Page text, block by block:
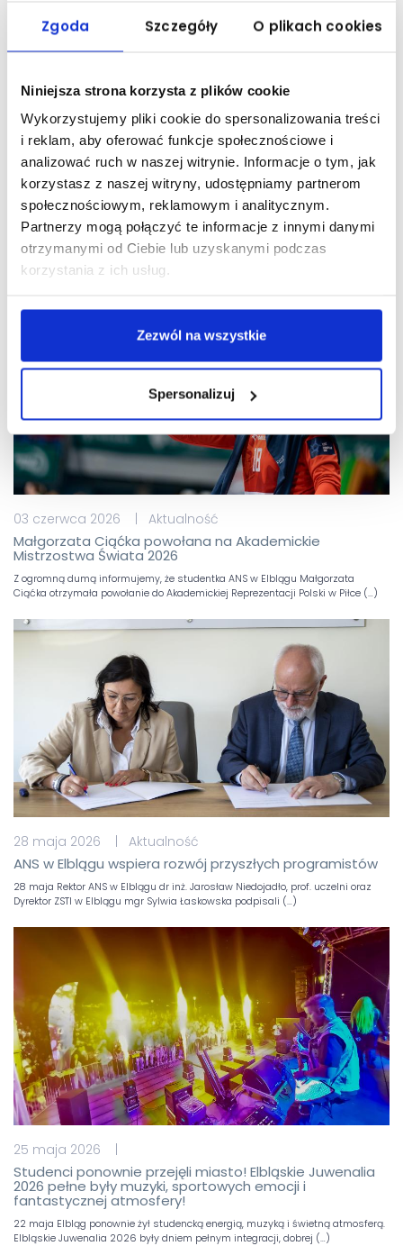
Zgoda Szczegóły O plikach cookies
Niniejsza strona korzysta z plików cookie
Wykorzystujemy pliki cookie do spersonalizowania treści
i reklam, aby oferować funkcje społecznościowe i
analizować ruch w naszej witrynie. Informacje o tym, jak
korzystasz z naszej witryny, udostępniamy partnerom
społecznościowym, reklamowym i analitycznym.
Partnerzy mogą połączyć te informacje z innymi danymi
otrzymanymi od Ciebie lub uzyskanymi podczas
korzystania z ich usług.
Zezwól na wszystkie
Spersonalizuj
09 czerwca 2026 | Aktualność
O neuroróżnorodności dzieci i młodzieży podczas II
Interdyscyplinarnej Konferencji Naukowej w ANS w
Elblągu
8 czerwca 2026 roku w ANS w Elblągu odbyła się II Interdyscyplinarna
Konferencja Naukowa „Neuroróżnorodność dzieci i młodzieży. (…)
03 czerwca 2026 | Aktualność
Małgorzata Ciąćka powołana na Akademickie
Mistrzostwa Świata 2026
Z ogromną dumą informujemy, że studentka ANS w Elblągu Małgorzata
Ciąćka otrzymała powołanie do Akademickiej Reprezentacji Polski w Piłce (…)
28 maja 2026 | Aktualność
ANS w Elblągu wspiera rozwój przyszłych programistów
28 maja Rektor ANS w Elblągu dr inż. Jarosław Niedojadło, prof. uczelni oraz
Dyrektor ZSTI w Elblągu mgr Sylwia Łaskowska podpisali (…)
25 maja 2026 |
Studenci ponownie przejęli miasto! Elbląskie Juwenalia
2026 pełne były muzyki, sportowych emocji i
fantastycznej atmosfery!
22 maja Elbląg ponownie żył studencką energią, muzyką i świetną atmosferą.
Elbląskie Juwenalia 2026 były dniem pełnym integracji, dobrej (…)